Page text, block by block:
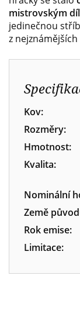
mistrovským
jedinečnou
z
Kov:
Rozměry:
Hmotnost:
Kvalita:
Nominální
Země
Rok emise:
Limitace: